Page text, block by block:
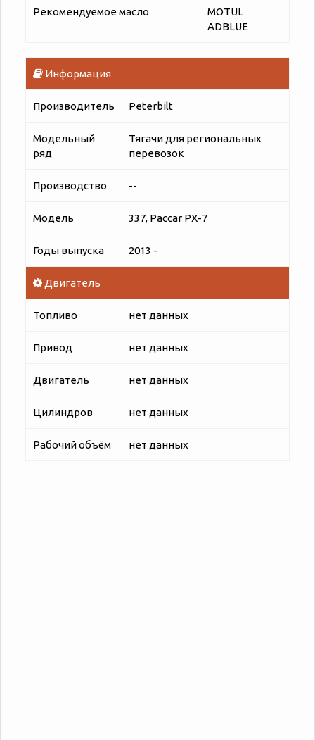
Рекомендуемое масло
MOTUL
ADBLUE
Информация
Производитель Peterbilt
Модельный
ряд
Тягачи для региональных
перевозок
Производство --
Модель 337, Paccar PX-7
Годы выпуска 2013 -
Двигатель
Топливо нет данных
Привод нет данных
Двигатель нет данных
Цилиндров нет данных
Рабочий объём нет данных